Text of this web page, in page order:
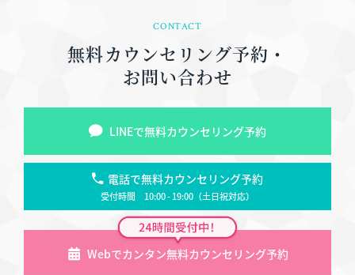
CONTACT
無料カウンセリング予約・
お問い合わせ
LINEで無料カウンセリング予約
電話で無料カウンセリング予約
受付時間 10:00 - 19:00（土日祝対応）
Webでカンタン無料カウンセリング予約